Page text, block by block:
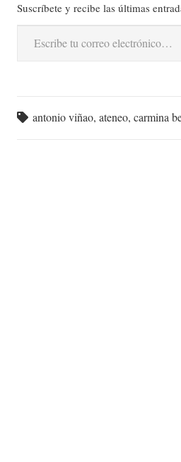
Suscríbete y recibe las últimas
Escribe tu correo electrónico…
antonio viñao,ateneo,carmina